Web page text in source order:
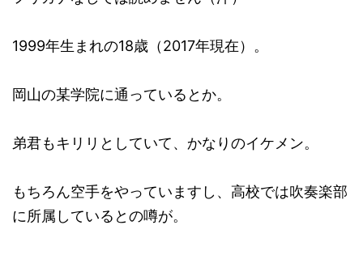
1999年生まれの18歳（2017年現在）。
岡山の某学院に通っているとか。
弟君もキリリとしていて、かなりのイケメン。
もちろん空手をやっていますし、高校では吹奏楽部
に所属しているとの噂が。